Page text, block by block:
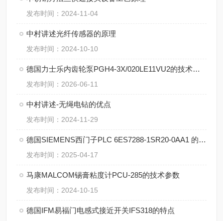
发布时间：2024-11-04
中村讲述光纤传感器的原理
发布时间：2024-10-10
德国力士乐内齿轮泵PGH4-3X/020LE11VU2的技术特点
发布时间：2026-06-11
中村讲述-无绳电钻的优点
发布时间：2024-11-29
德国SIEMENS西门子PLC 6ES7288-1SR20-0AA1 的特点
发布时间：2025-04-17
马康MALCOM锡膏粘度计PCU-285的技术参数
发布时间：2024-10-15
德国IFM易福门电感式接近开关IFS318的特点